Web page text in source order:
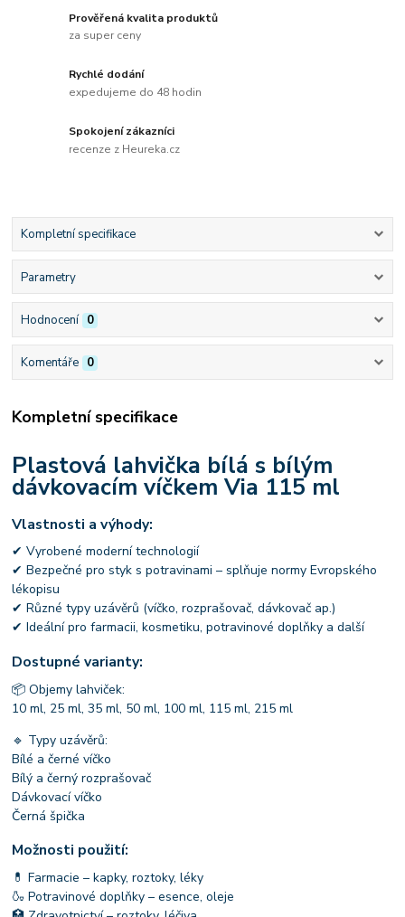
Prověřená kvalita produktů
za super ceny
Rychlé dodání
expedujeme do 48 hodin
Spokojení zákazníci
recenze z Heureka.cz
Kompletní specifikace
Parametry
Hodnocení 0
Komentáře 0
Kompletní specifikace
Plastová lahvička bílá s bílým
dávkovacím víčkem Via 115 ml
Vlastnosti a výhody:
✔ Vyrobené moderní technologií
✔ Bezpečné pro styk s potravinami – splňuje normy Evropského
lékopisu
✔ Různé typy uzávěrů (víčko, rozprašovač, dávkovač ap.)
✔ Ideální pro farmacii, kosmetiku, potravinové doplňky a další
Dostupné varianty:
📦 Objemy lahviček:
10 ml, 25 ml, 35 ml, 50 ml, 100 ml, 115 ml, 215 ml
🔹 Typy uzávěrů:
Bílé a černé víčko
Bílý a černý rozprašovač
Dávkovací víčko
Černá špička
Možnosti použití:
💊 Farmacie – kapky, roztoky, léky
🍶 Potravinové doplňky – esence, oleje